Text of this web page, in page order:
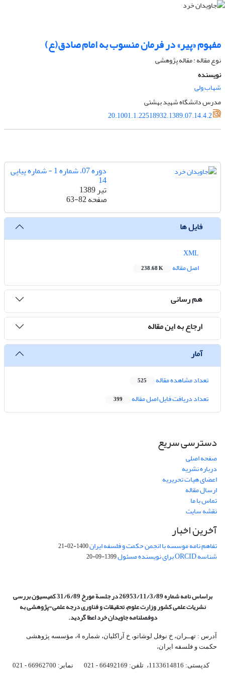
مفهوم «پیر» در فرمان منسوب به امام صادق(ع)
نوع مقاله : مقاله پژوهشی
نویسنده
شهاب ولی
مدرس دانشگاه شهید بهشتی
20.1001.1.22518932.1389.07.14.4.2
دوره 07، شماره 1 - شماره پیاپی
14
تیر 1389
صفحه63-82
فایل ها
اصل مقاله
238.68 K
هم رسانی
ارجاع به این مقاله
آمار
تعداد مشاهده مقاله 525
تعداد دریافت فایل اصل مقاله 399
دسترسی سریع
صفحه اصلی
درباره نشریه
اعضای هیات تحریریه
ارسال مقاله
تماس با ما
نقشه سایت
آخرین اخبار
تفاهم نامه موسسه با انجمن حکمت و فلسفه ایران1400-02-21
شناسه ORCID برای نویسنده مسئول 1399-09-20
براساس نامه شماره 26953/11/3/89 در جلسة مورخ 31/6/89 کمیسیون
بررسی
نشریات علمی کشور وزارت علوم، تحقیقات و فناوری درجه علمی‌-پژوهشیبه
دوفصلنامه جاویدان خرد اعطا گردید.
آدرس : تهــران، خ نوفل لوشاتو، خ آراکلیان، شماره 4،‌ مؤسسه پژوهشی
حکمت و فلسفه ایران،‌
کدپستی: 1133614816، تلفن: 66492169 - 021 نمابر: 66962700 - 021